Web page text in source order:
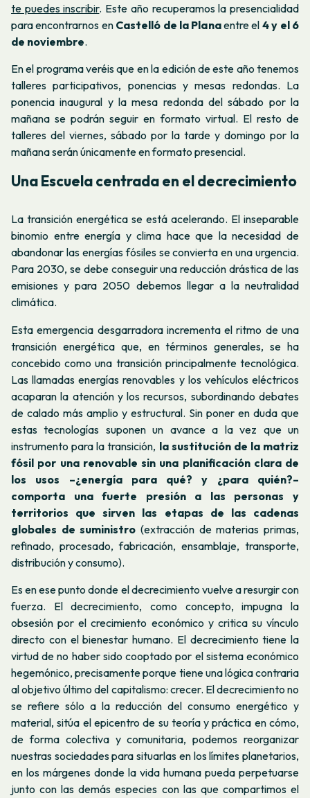
te puedes inscribir. Este año recuperamos la presencialidad
para encontrarnos en Castelló de la Planaentre el 4 y el 6
de noviembre.
En el programa veréis que en la edición de este año tenemos
talleres participativos, ponencias y mesas redondas. La
ponencia inaugural y la mesa redonda del sábado por la
mañana se podrán seguir en formato virtual. El resto de
talleres del viernes, sábado por la tarde y domingo por la
mañana serán únicamente en formato presencial.
Una Escuela centrada en el decrecimiento
La transición energética se está acelerando. El inseparable
binomio entre energía y clima hace que la necesidad de
abandonar las energías fósiles se convierta en una urgencia.
Para 2030, se debe conseguir una reducción drástica de las
emisiones y para 2050 debemos llegar a la neutralidad
climática.
Esta emergencia desgarradora incrementa el ritmo de una
transición energética que, en términos generales, se ha
concebido como una transición principalmente tecnológica.
Las llamadas energías renovables y los vehículos eléctricos
acaparan la atención y los recursos, subordinando debates
de calado más amplio y estructural. Sin poner en duda que
estas tecnologías suponen un avance a la vez que un
instrumento para la transición, la sustitución de la matriz
fósil por una renovable sin una planificación clara de
los usos –¿energía para qué? y ¿para quién?–
comporta una fuerte presión a las personas y
territorios que sirven las etapas de las cadenas
globales de suministro (extracción de materias primas,
refinado, procesado, fabricación, ensamblaje, transporte,
distribución y consumo).
Es en ese punto donde el decrecimiento vuelve a resurgir con
fuerza. El decrecimiento, como concepto, impugna la
obsesión por el crecimiento económico y critica su vínculo
directo con el bienestar humano. El decrecimiento tiene la
virtud de no haber sido cooptado por el sistema económico
hegemónico, precisamente porque tiene una lógica contraria
al objetivo último del capitalismo: crecer. El decrecimiento no
se refiere sólo a la reducción del consumo energético y
material, sitúa el epicentro de su teoría y práctica en cómo,
de forma colectiva y comunitaria, podemos reorganizar
nuestras sociedades para situarlas en los límites planetarios,
en los márgenes donde la vida humana pueda perpetuarse
junto con las demás especies con las que compartimos el